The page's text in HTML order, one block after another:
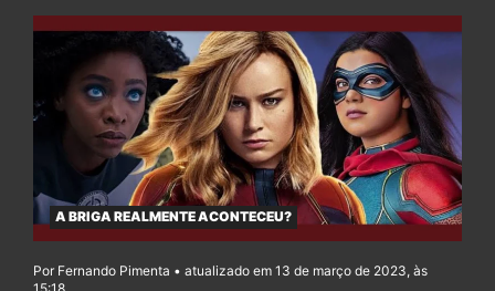
A BRIGA REALMENTE ACONTECEU?
Por Fernando Pimenta • atualizado em 13 de março de 2023, às